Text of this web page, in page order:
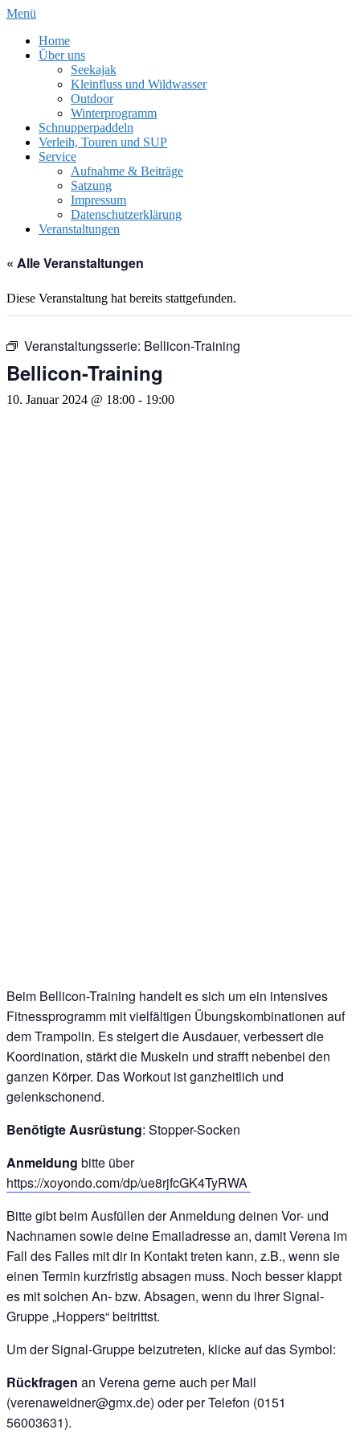
Zum
springen
Menü
Home
Über uns
Seekajak
Kleinfluss und Wildwasser
Outdoor
Winterprogramm
Schnupperpaddeln
Verleih, Touren und SUP
Service
Aufnahme & Beiträge
Satzung
Impressum
Datenschutzerklärung
Veranstaltungen
« Alle Veranstaltungen
Diese Veranstaltung hat bereits stattgefunden.
Veranstaltungsserie: Bellicon-Training
Bellicon-Training
10. Januar 2024 @ 18:00 - 19:00
Beim Bellicon-Training handelt es sich um ein intensives
Fitnessprogramm mit vielfältigen Übungskombinationen auf
dem Trampolin. Es steigert die Ausdauer, verbessert die
Koordination, stärkt die Muskeln und strafft nebenbei den
ganzen Körper. Das Workout ist ganzheitlich und
gelenkschonend.
Benötigte Ausrüstung: Stopper-Socken
Anmeldung bitte über
https://xoyondo.com/dp/ue8rjfcGK4TyRWA
Bitte gibt beim Ausfüllen der Anmeldung deinen Vor- und
Nachnamen sowie deine Emailadresse an, damit Verena im
Fall des Falles mit dir in Kontakt treten kann, z.B., wenn sie
einen Termin kurzfristig absagen muss. Noch besser klappt
es mit solchen An- bzw. Absagen, wenn du ihrer Signal-
Gruppe „Hoppers“ beitrittst.
Um der Signal-Gruppe beizutreten, klicke auf das Symbol:
Rückfragen an Verena gerne auch per Mail
(verenaweidner@gmx.de) oder per Telefon (0151
56003631).